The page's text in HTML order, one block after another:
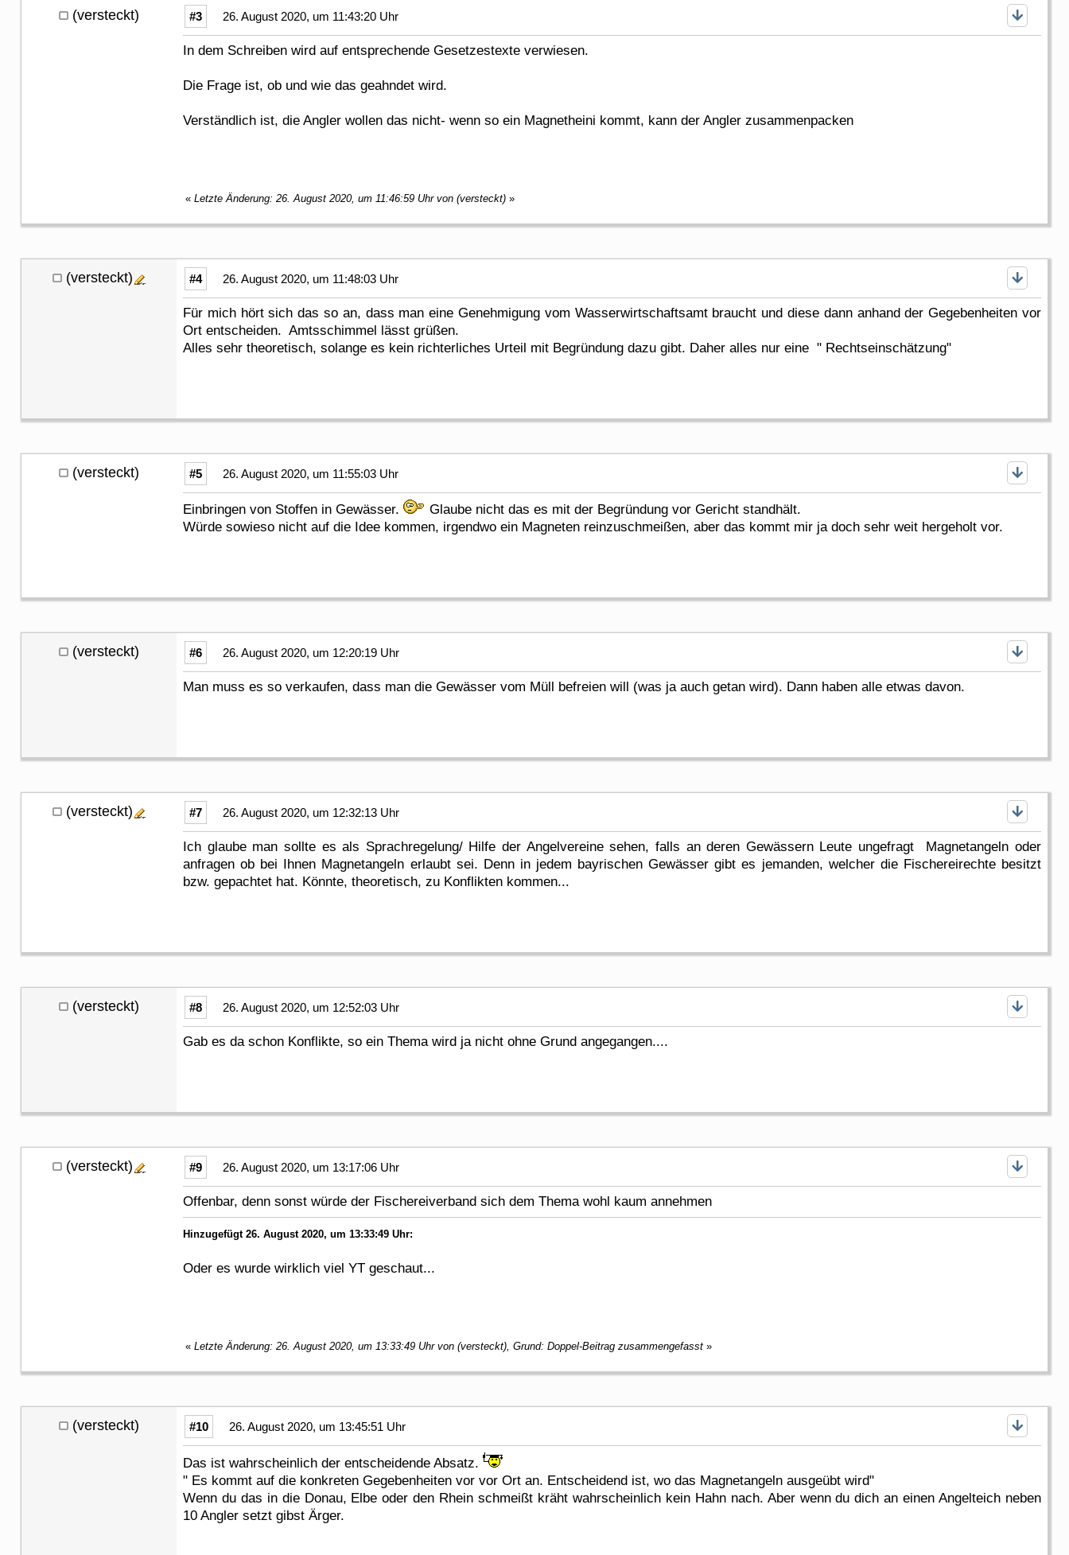
(versteckt) #3 26. August 2020, um 11:43:20 Uhr
In dem Schreiben wird auf entsprechende Gesetzestexte verwiesen.
Die Frage ist, ob und wie das geahndet wird.
Verständlich ist, die Angler wollen das nicht- wenn so ein Magnetheini kommt, kann der Angler zusammenpacken
« Letzte Änderung: 26. August 2020, um 11:46:59 Uhr von (versteckt) »
(versteckt) #4 26. August 2020, um 11:48:03 Uhr
Für mich hört sich das so an, dass man eine Genehmigung vom Wasserwirtschaftsamt braucht und diese dann anhand der Gegebenheiten vor
Ort entscheiden. Amtsschimmel lässt grüßen.
Alles sehr theoretisch, solange es kein richterliches Urteil mit Begründung dazu gibt. Daher alles nur eine " Rechtseinschätzung"
(versteckt) #5 26. August 2020, um 11:55:03 Uhr
Einbringen von Stoffen in Gewässer.
Glaube nicht das es mit der Begründung vor Gericht standhält.
Würde sowieso nicht auf die Idee kommen, irgendwo ein Magneten reinzuschmeißen, aber das kommt mir ja doch sehr weit hergeholt vor.
(versteckt) #6 26. August 2020, um 12:20:19 Uhr
Man muss es so verkaufen, dass man die Gewässer vom Müll befreien will (was ja auch getan wird). Dann haben alle etwas davon.
(versteckt) #7 26. August 2020, um 12:32:13 Uhr
Ich glaube man sollte es als Sprachregelung/ Hilfe der Angelvereine sehen, falls an deren Gewässern Leute ungefragt Magnetangeln oder
anfragen ob bei Ihnen Magnetangeln erlaubt sei. Denn in jedem bayrischen Gewässer gibt es jemanden, welcher die Fischereirechte besitzt
bzw. gepachtet hat. Könnte, theoretisch, zu Konflikten kommen...
(versteckt) #8 26. August 2020, um 12:52:03 Uhr
Gab es da schon Konflikte, so ein Thema wird ja nicht ohne Grund angegangen....
(versteckt) #9 26. August 2020, um 13:17:06 Uhr
Offenbar, denn sonst würde der Fischereiverband sich dem Thema wohl kaum annehmen
Hinzugefügt 26. August 2020, um 13:33:49 Uhr:
Oder es wurde wirklich viel YT geschaut...
« Letzte Änderung: 26. August 2020, um 13:33:49 Uhr von (versteckt), Grund: Doppel-Beitrag zusammengefasst »
(versteckt) #10 26. August 2020, um 13:45:51 Uhr
Das ist wahrscheinlich der entscheidende Absatz.
" Es kommt auf die konkreten Gegebenheiten vor vor Ort an. Entscheidend ist, wo das Magnetangeln ausgeübt wird"
Wenn du das in die Donau, Elbe oder den Rhein schmeißt kräht wahrscheinlich kein Hahn nach. Aber wenn du dich an einen Angelteich neben
10 Angler setzt gibst Ärger.